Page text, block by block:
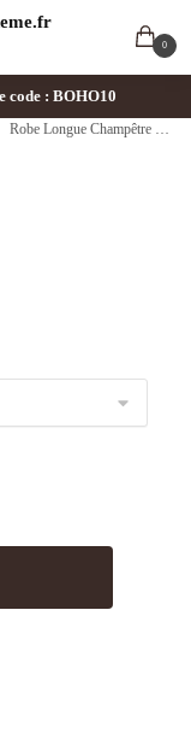
0
code : BOHO10
Robe Longue Champêtre Grande Taille